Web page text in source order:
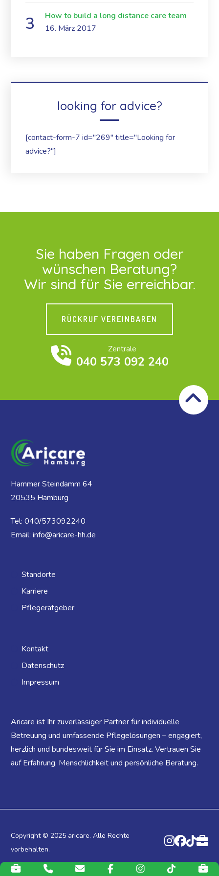
How to build a long distance care team
16. März 2017
looking for advice?
[contact-form-7 id="269" title="Looking for
advice?"]
Sie haben Fragen oder
wünschen Beratung?
Wir sind für Sie erreichbar.
RÜCKRUF VEREINBAREN
Zentrale
040 573 092 240
Hammer Steindamm 64
20535 Hamburg
Tel: 040/573092240
Email: info@aricare-hh.de
Standorte
Karriere
Pflegeratgeber
Kontakt
Datenschutz
Impressum
Aricare ist Ihr zuverlässiger Partner für individuelle
Betreuung und umfassende Pflegelösungen – engagiert,
herzlich und bundesweit für Sie im Einsatz. Vertrauen Sie
auf Erfahrung, Menschlichkeit und persönliche Beratung.
Copyright © 2025 aricare. Alle Rechte
vorbehalten.